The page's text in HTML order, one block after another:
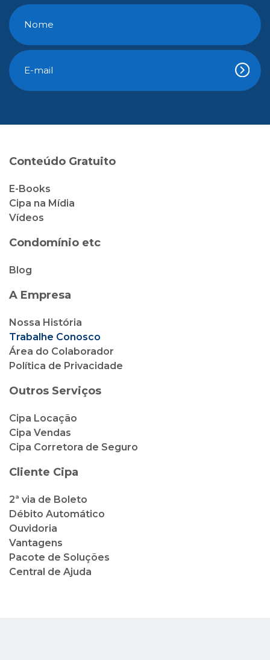
Conteúdo Gratuito
E-Books
Cipa na Mídia
Vídeos
Condomínio etc
Blog
A Empresa
Nossa História
Trabalhe Conosco
Área do Colaborador
Política de Privacidade
Outros Serviços
Cipa Locação
Cipa Vendas
Cipa Corretora de Seguro
Cliente Cipa
2ª via de Boleto
Débito Automático
Ouvidoria
Vantagens
Pacote de Soluções
Central de Ajuda